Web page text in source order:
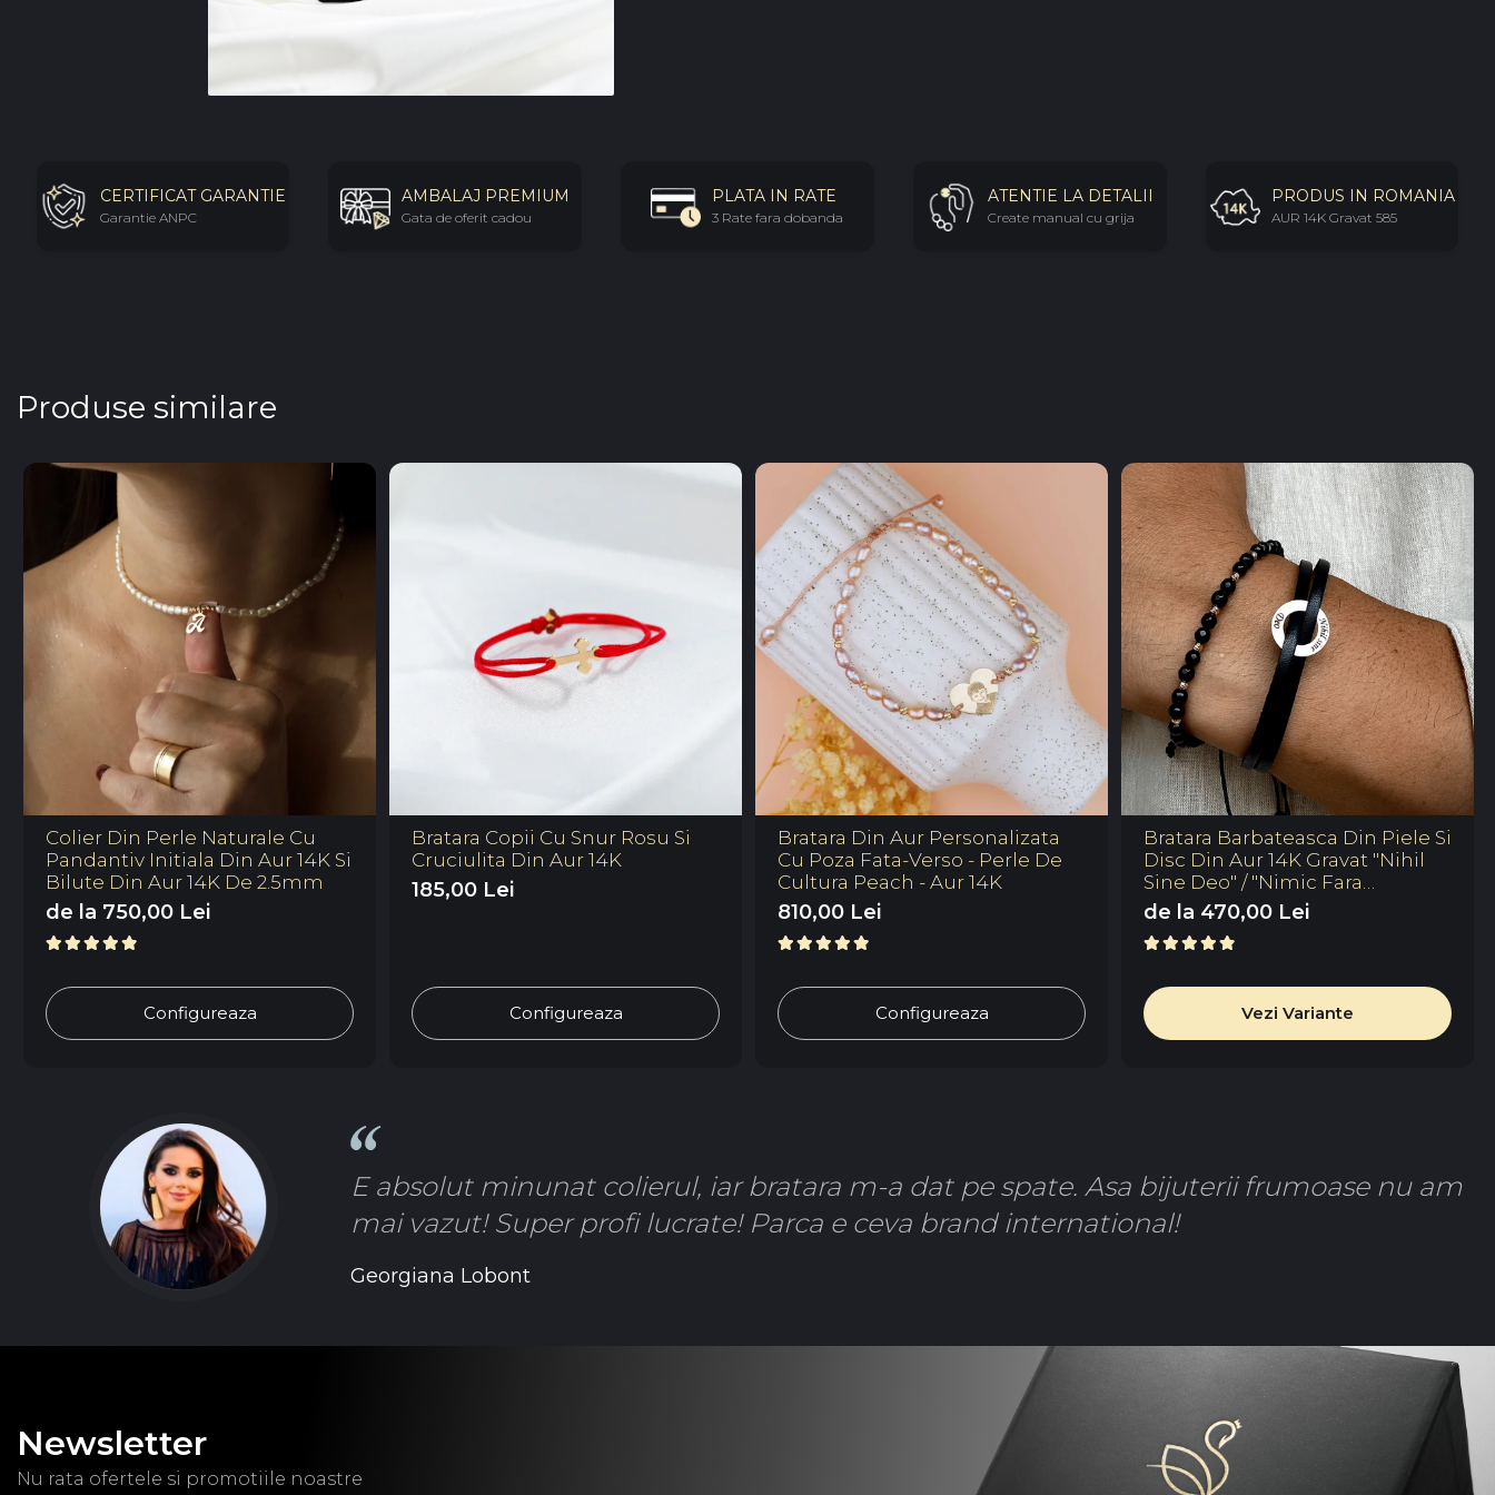
CERTIFICAT GARANTIE
Garantie ANPC
AMBALAJ PREMIUM
Gata de oferit cadou
PLATA IN RATE
3 Rate fara dobanda
ATENTIE LA DETALII
Create manual cu grija
PRODUS IN ROMANIA
AUR 14K Gravat 585
Produse similare
Colier Din Perle Naturale Cu
Pandantiv Initiala Din Aur 14K Si
Bilute Din Aur 14K De 2.5mm
de la 750,00 Lei
Configureaza
Bratara Copii Cu Snur Rosu Si
Cruciulita Din Aur 14K
185,00 Lei
Configureaza
Bratara Din Aur Personalizata
Cu Poza Fata-Verso - Perle De
Cultura Peach - Aur 14K
810,00 Lei
Configureaza
Bratara Barbateasca Din Piele Si
Disc Din Aur 14K Gravat "Nihil
Sine Deo" / "Nimic Fara
Dumnezeu" Reglabila
de la 470,00 Lei
Vezi Variante
Georgiana Lobont
E absolut minunat colierul, iar bratara m-a dat pe spate. Asa bijuterii frumoase nu am
mai vazut! Super profi lucrate! Parca e ceva brand international!
Newsletter
Nu rata ofertele si promotiile noastre